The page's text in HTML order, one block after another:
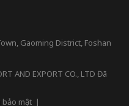
Gaoming District, Foshan
AND EXPORT CO., LTD Đã
bảo mật |